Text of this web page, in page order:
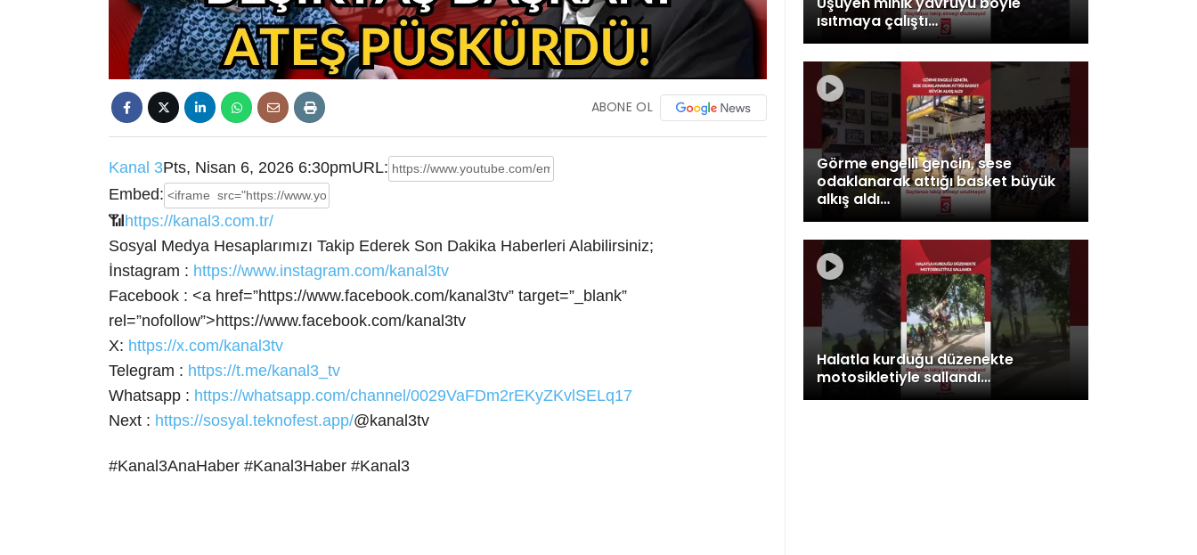
ABONE OL
Kanal 3Pts, Nisan 6, 2026 6:30pmURL:
Embed:
📶https://kanal3.com.tr/
Sosyal Medya Hesaplarımızı Takip Ederek Son Dakika Haberleri Alabilirsiniz;
İnstagram : https://www.instagram.com/kanal3tv
Facebook : <a href=”https://www.facebook.com/kanal3tv” target=”_blank”
rel=”nofollow”>https://www.facebook.com/kanal3tv
X: https://x.com/kanal3tv
Telegram : https://t.me/kanal3_tv
Whatsapp : https://whatsapp.com/channel/0029VaFDm2rEKyZKvlSELq17
Next : https://sosyal.teknofest.app/@kanal3tv
#Kanal3AnaHaber #Kanal3Haber #Kanal3
ısıtmaya çalıştı…
Görme engelli gencin, sese
odaklanarak attığı basket büyük
alkış aldı…
Halatla kurduğu düzenekte
motosikletiyle sallandı…